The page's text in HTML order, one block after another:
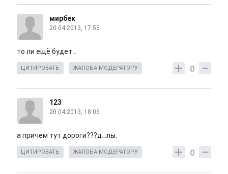
мирбек
20.04.2013, 17:55
то ли ещё будет...
0
ЦИТИРОВАТЬ ЖАЛОБА МОДЕРАТОРУ
123
20.04.2013, 18:06
а причем тут дороги???д...лы.
0
ЦИТИРОВАТЬ ЖАЛОБА МОДЕРАТОРУ